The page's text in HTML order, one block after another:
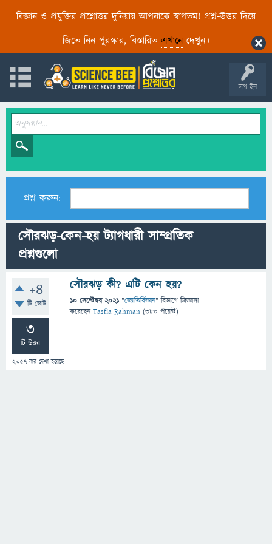
বিজ্ঞান ও প্রযুক্তির প্রশ্নোত্তর দুনিয়ায় আপনাকে স্বাগতম! প্রশ্ন-উত্তর দিয়ে
জিতে নিন পুরস্কার, বিস্তারিত এখানেদেখুন।
লগ ইন
প্রশ্ন করুন:
সৌরঝড়-কেন-হয় ট্যাগধারী সাম্প্রতিক
প্রশ্নগুলো
+4
টি ভোট
3
টি উত্তর
2,057 বার দেখা হয়েছে
সৌরঝড় কী? এটি কেন হয়?
10 সেপ্টেম্বর 2021 "জ্যোতির্বিজ্ঞান" বিভাগে জিজ্ঞাসা
করেছেনTasfia Rahman (380 পয়েন্ট)